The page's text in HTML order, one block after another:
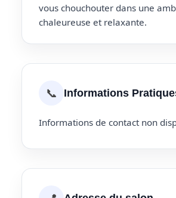
vous chouchouter dans une
chaleureuse et relaxante.
📞 Informations
Informations de contact non